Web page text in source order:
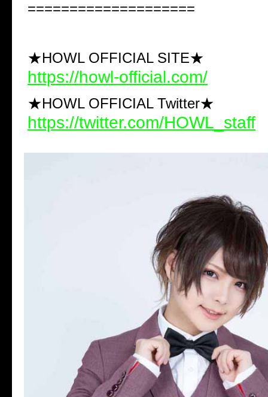
====================
★HOWL OFFICIAL SITE★
https://howl-official.com/
★HOWL OFFICIAL Twitter★
https://twitter.com/HOWL_staff